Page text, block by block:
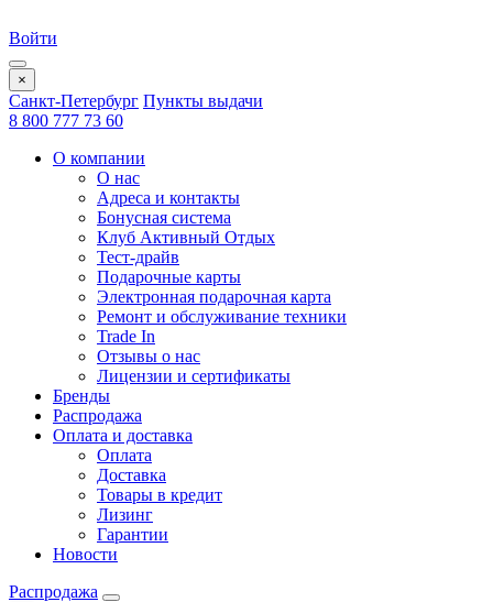
Войти
×
Санкт-Петербург Пункты выдачи
8 800 777 73 60
О компании
О нас
Адреса и контакты
Бонусная система
Клуб Активный Отдых
Тест-драйв
Подарочные карты
Электронная подарочная карта
Ремонт и обслуживание техники
Trade In
Отзывы о нас
Лицензии и сертификаты
Бренды
Распродажа
Оплата и доставка
Оплата
Доставка
Товары в кредит
Лизинг
Гарантии
Новости
Распродажа